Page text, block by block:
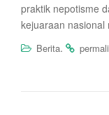
praktik nepotisme
kejuaraan nasional
Berita.